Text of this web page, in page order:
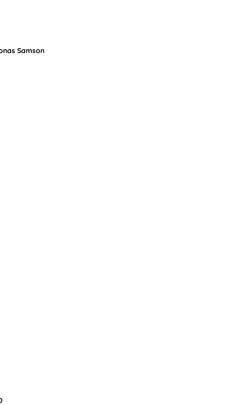
Samson